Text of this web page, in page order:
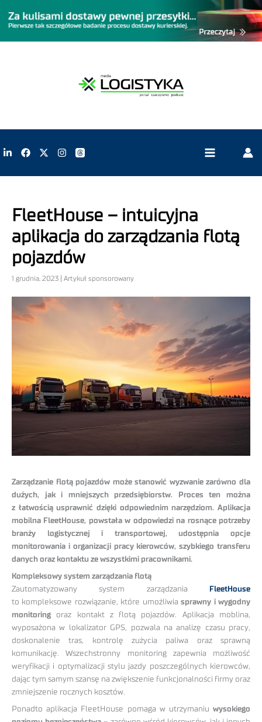
FleetHouse – intuicyjna
aplikacja do zarządzania flotą
pojazdów
1 grudnia, 2023 | Artykuł sponsorowany
Zarządzanie flotą pojazdów może stanowić wyzwanie zarówno dla
dużych, jak i mniejszych przedsiębiorstw. Proces ten można
z łatwością usprawnić dzięki odpowiednim narzędziom. Aplikacja
mobilna FleetHouse, powstała w odpowiedzi na rosnące potrzeby
branży logistycznej i transportowej, udostępnia opcje
monitorowania i organizacji pracy kierowców, szybkiego transferu
danych oraz kontaktu ze wszystkimi pracownikami.
Kompleksowy system zarządzania flotą
Zautomatyzowany system zarządzania
FleetHouse
to kompleksowe rozwiązanie, które umożliwiasprawny i wygodny
monitoring oraz kontakt z flotą pojazdów. Aplikacja moblina,
wyposażona w lokalizator GPS, pozwala na analizę czasu pracy,
doskonalenie tras, kontrolę zużycia paliwa oraz sprawną
komunikację. Wszechstronny monitoring zapewnia możliwość
weryfikacji i optymalizacji stylu jazdy poszczególnych kierowców,
dając tym samym szansę na zwiększenie funkcjonalności firmy oraz
zmniejszenie rocznych kosztów.
Ponadto aplikacja FleetHouse pomaga w utrzymaniu wysokiego